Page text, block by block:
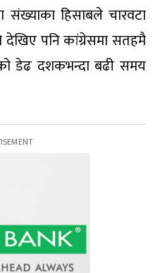
संख्याका हिसाबले चारवटा
पनि कांग्रेसमा सतहमै
डेढ दशकभन्दा बढी समय